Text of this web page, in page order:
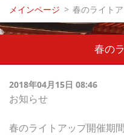
メインページ > 春のライト
春の
2018年04月15日 08:46
お知らせ
春のライトアップ開催期